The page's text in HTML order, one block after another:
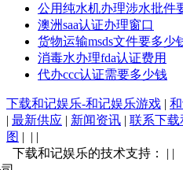
公用纯水机办理涉水批件
澳洲saa认证办理窗口
货物运输msds文件要多少
消毒水办理fda认证费用
代办ccc认证需要多少钱
下载和记娱乐-和记娱乐游戏 |
| 最新供应 | 新闻资讯 | 联系下载
图 | | |
下载和记娱乐的技术支持： | |